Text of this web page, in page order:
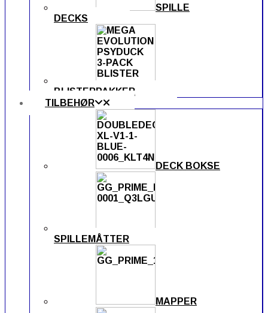
SPILLE
DECKS
BLISTERPAKKER
TILBEHØR
DECK BOKSE
SPILLEMÅTTER
MAPPER